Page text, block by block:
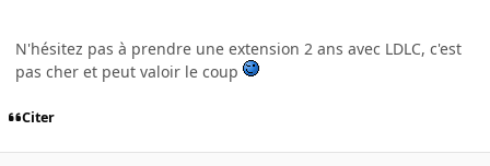
N'hésitez pas à prendre une extension 2 ans avec LDLC, c'est
pas cher et peut valoir le coup
Citer